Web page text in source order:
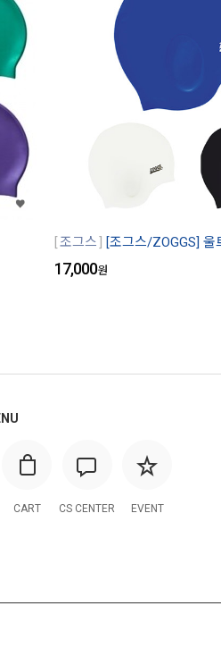
조그스 [조그스/ZOGGS] 울
17,000원
CART CS CENTER EVENT